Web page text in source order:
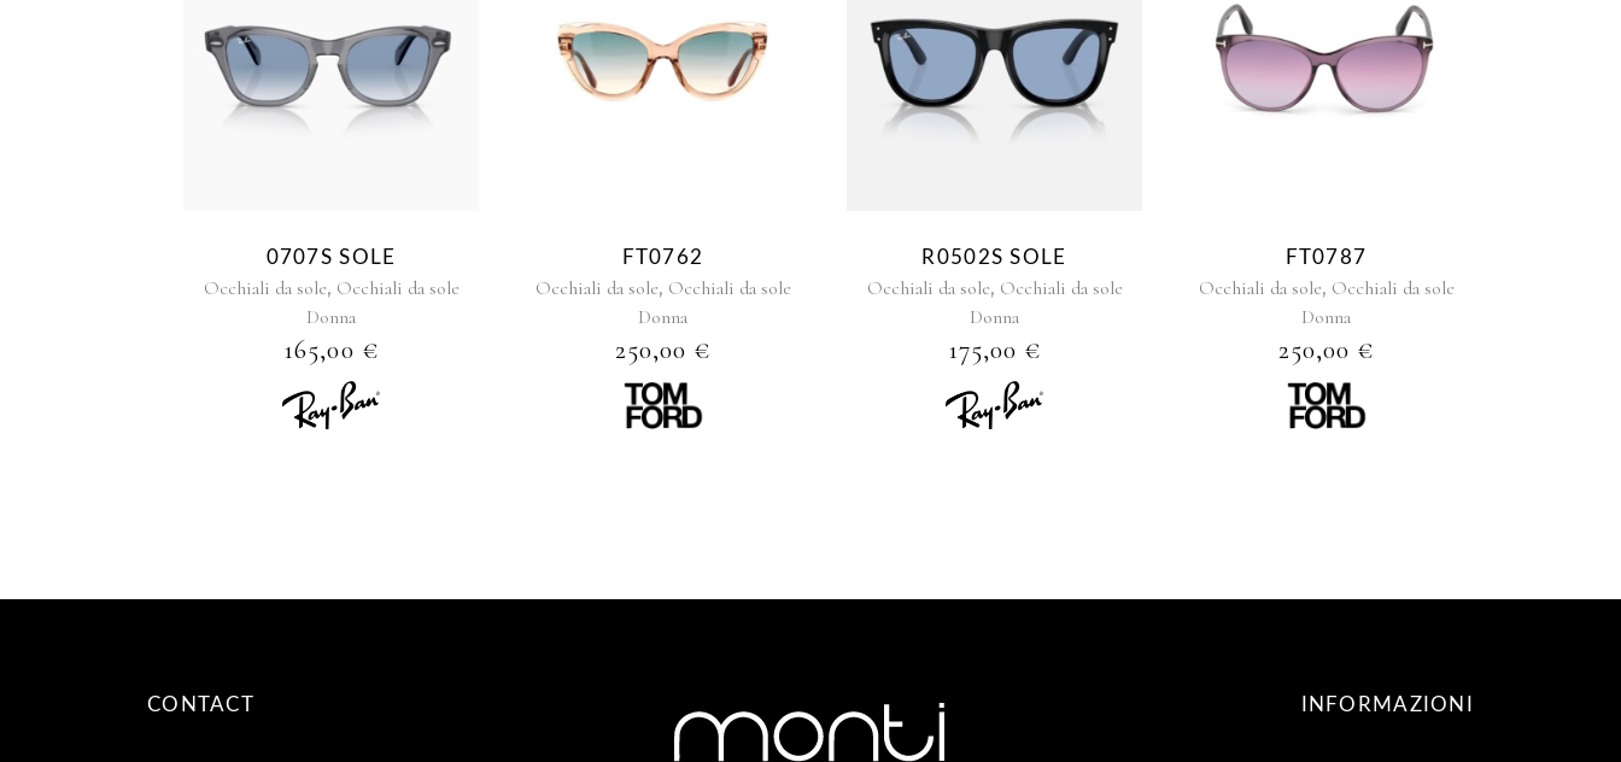
0707S SOLE
Occhiali da sole, Occhiali da sole
Donna
165,00 €
FT0762
Occhiali da sole, Occhiali da sole
Donna
250,00 €
R0502S SOLE
Occhiali da sole, Occhiali da sole
Donna
175,00 €
FT0787
Occhiali da sole, Occhiali da sole
Donna
250,00 €
CONTACT INFORMAZIONI